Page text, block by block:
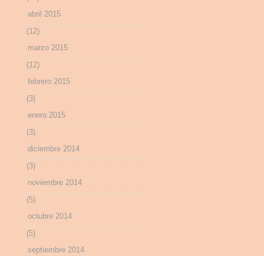
abril 2015
(12)
marzo 2015
(12)
febrero 2015
(3)
enero 2015
(3)
diciembre 2014
(3)
noviembre 2014
(5)
octubre 2014
(5)
septiembre 2014